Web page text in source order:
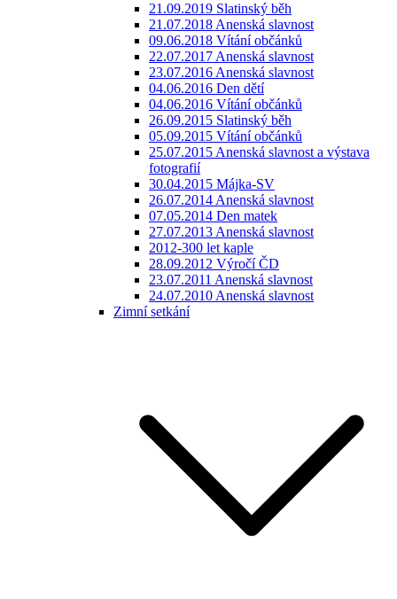
21.09.2019 Slatinský běh
21.07.2018 Anenská slavnost
09.06.2018 Vítání občánků
22.07.2017 Anenská slavnost
23.07.2016 Anenská slavnost
04.06.2016 Den dětí
04.06.2016 Vítání občánků
26.09.2015 Slatinský běh
05.09.2015 Vítání občánků
25.07.2015 Anenská slavnost a výstava
fotografií
30.04.2015 Májka-SV
26.07.2014 Anenská slavnost
07.05.2014 Den matek
27.07.2013 Anenská slavnost
2012-300 let kaple
28.09.2012 Výročí ČD
23.07.2011 Anenská slavnost
24.07.2010 Anenská slavnost
Zimní setkání